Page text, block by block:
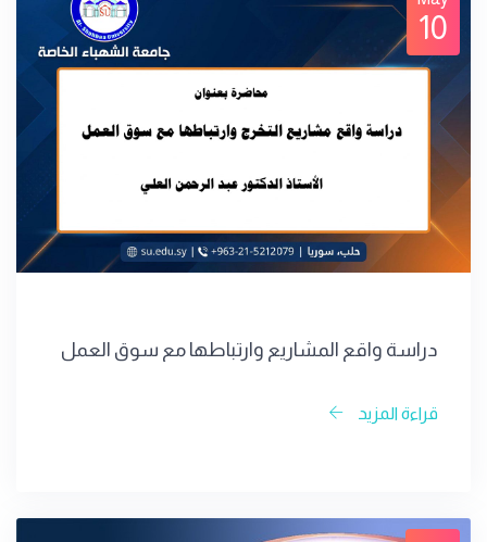
10
دراسة واقع المشاريع وارتباطها مع سوق العمل
قراءة المزيد